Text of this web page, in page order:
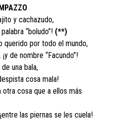
y cachazudo,
“boludo”! (**)
querido por todo el mundo,
de nombre “Facundo”!
una bala,
cosa mala!
otra cosa que a ellos más
las piernas se les cuela!